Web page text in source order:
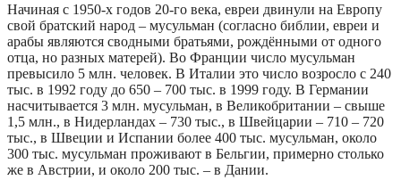
Начиная с 1950-х годов 20-го века, евреи двинули на Европу
свой братский народ – мусульман (согласно библии, евреи и
арабы являются сводными братьями, рождёнными от одного
отца, но разных матерей). Во Франции число мусульман
превысило 5 млн. человек. В Италии это число возросло с 240
тыс. в 1992 году до 650 – 700 тыс. в 1999 году. В Германии
насчитывается 3 млн. мусульман, в Великобритании – свыше
1,5 млн., в Нидерландах – 730 тыс., в Швейцарии – 710 – 720
тыс., в Швеции и Испании более 400 тыс. мусульман, около
300 тыс. мусульман проживают в Бельгии, примерно столько
же в Австрии, и около 200 тыс. – в Дании.